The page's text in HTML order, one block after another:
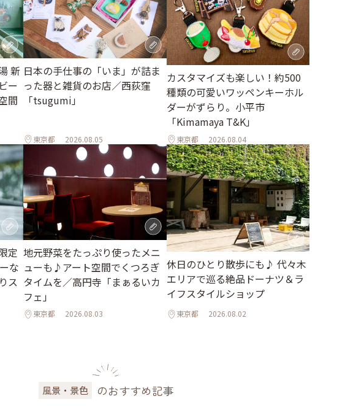
新
ー
間
日本の手仕事の「いま」が詰ま
った器と雑貨のお店／西荻窪
「tsugumi」
東京都 2026.08.05
カスタマイズも楽しい！約500
種類の可愛いワッペンキーホル
ダーがずらり。小平市
「Kimamaya T&K」
東京都 2026.08.04
定
な
ス
地元野菜をたっぷり使ったメニ
ューも♪アート空間でくつろぎ
タイムを／高円寺「まぁるいカ
フェ」
東京都 2026.08.03
休日のひとり散歩にも♪ 代々木
エリアで巡る絶品ドーナツ＆ラ
イフスタイルショップ
東京都 2026.08.02
風景・景色 のおすすめ記事